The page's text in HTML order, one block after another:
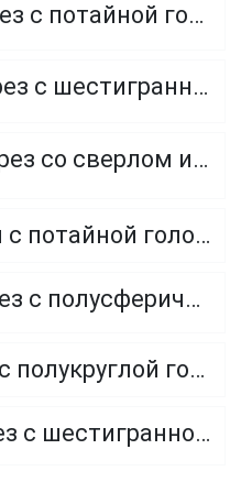
Саморез с потайной головкой и острым концом
Саморез с шестигранной головкой и сверлом
Саморез со сверлом и потайной головкой
саморезы с потайной головкой по гипсокартону редкий шаг резьбы, фосфатированные
Саморез с полусферической головкой и сверлом
Саморез с полукруглой головкой и острым концом, из нержавеющей стали А2
Саморез с шестигранной головкой и острым концом